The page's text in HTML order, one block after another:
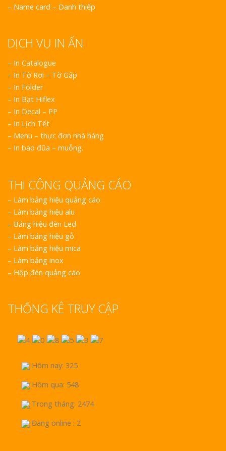
– Name card – Danh thiếp
DỊCH VỤ IN ẤN
– In Catalogue
– In Tờ Rơi – Tờ Gấp
– In Folder
– In Bạt Hiflex
– In Decal – PP
– In Lịch Tết
– Menu – thực đơn nhà hàng
– In bao đũa – muỗng.
THI CÔNG QUẢNG CÁO
– Làm bảng hiệu quảng cáo
– Làm bảng hiệu alu
– Bảng hiệu đèn Led
– Làm bảng hiệu gỗ
– Làm bảng hiệu mica
– Làm bảng inox
– Hộp đèn quảng cáo
THỐNG KÊ TRUY CẬP
Hôm nay: 325
Hôm qua: 548
Trong tháng: 2474
Đang online : 2